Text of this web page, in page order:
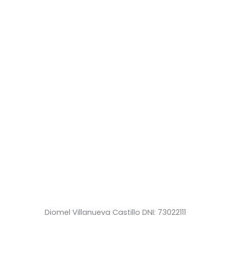
Diomel Villanueva Castillo DNI: 73022111